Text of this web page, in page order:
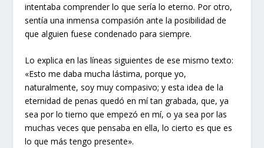
intentaba comprender lo que sería lo eterno. Por otro,
sentía una inmensa compasión ante la posibilidad de
que alguien fuese condenado para siempre.
Lo explica en las líneas siguientes de ese mismo texto:
«Esto me daba mucha lástima, porque yo,
naturalmente, soy muy compasivo; y esta idea de la
eternidad de penas quedó en mí tan grabada, que, ya
sea por lo tierno que empezó en mí, o ya sea por las
muchas veces que pensaba en ella, lo cierto es que es
lo que más tengo presente».